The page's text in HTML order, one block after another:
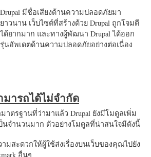
Drupal มีชื่อเสียงด้านความปลอดภัยมา
ยาวนาน เว็บไซต์ที่สร้างด้วย Drupal ถูกโจมตี
ได้ยากมาก และทางผู้พัฒนา Drupal ได้ออก
รุ่นอัพเดตด้านความปลอดภัยอย่างต่อเนื่อง
ารถได้ไม่จำกัด
ตรฐานที่ว่ามาแล้ว Drupal ยังมีโมดูลเพิ่ม
นจำนวนมาก ตัวอย่างโมดูลที่น่าสนใจมีดังนี้
มสะดวกให้ผู้ใช้ส่งเรื่องบนเว็บของคุณไปยัง
อื่นๆ